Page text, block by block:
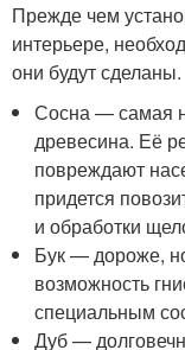
Прежде чем
интерьере,
они будут сделаны.
Сосна — самая
древесина. Её
повреждают
придется
и обработки
Бук — дороже,
возможность
специальным
Дуб —